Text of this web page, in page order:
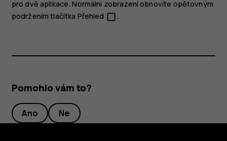
pro dvě aplikace. Normální zobrazení obnovíte opětovným
podržením tlačítka Přehled check_box_outline_blank.
Pomohlo vám to?
Ano Ne